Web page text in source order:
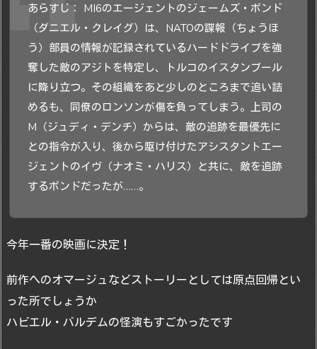
あらすじ： MI6のエージェントのジェームズ・ボンド
（ダニエル・クレイグ）は、NATOの諜報（ちょうほ
う）部員の情報が記録されているハードドライブを強
奪した敵のアジトを特定し、トルコのイスタンブール
に降り立つ。その組織をあと少しのところまで追い詰
めるも、同僚のロンソンが傷を負ってしまう。上司の
M（ジュディ・デンチ）からは、敵の追跡を最優先に
との指令が入り、後から駆け付けたアシスタントエー
ジェントのイヴ（ナオミ・ハリス）と共に、敵を追跡
するボンドだったが……。
今年一番の映画に決定！
前作へのオマージュなどストーリーとしては原点回帰とい
った所でしょうか
ハビエル・バルデムの怪演もすごかったです